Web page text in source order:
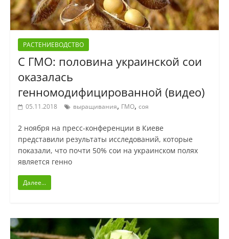
РАСТЕНИЕВОДСТВО
С ГМО: половина украинской сои
оказалась
генномодифицированной (видео)
05.11.2018 выращивания, ГМО, соя
2 ноября на пресс-конференции в Киеве
представили результаты исследований, которые
показали, что почти 50% сои на украинском полях
является генно
Далее...